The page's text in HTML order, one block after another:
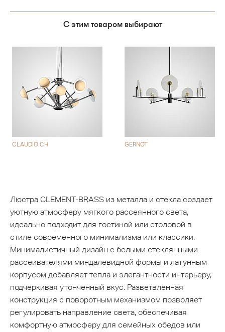
С этим товаром выбирают
CLAUDIO CH GERNOT
Люстра CLEMENT-BRASS из металла и стекла создает
уютную атмосферу мягкого рассеянного света,
идеально подходит для гостиной или столовой в
стиле современного минимализма или классики.
Минималистичный дизайн с белыми стеклянными
рассеивателями миндалевидной формы и латунным
корпусом добавляет тепла и элегантности интерьеру,
подчеркивая утонченный вкус. Разветвленная
конструкция с поворотным механизмом позволяет
регулировать направление света, обеспечивая
комфортную атмосферу для семейных обедов или